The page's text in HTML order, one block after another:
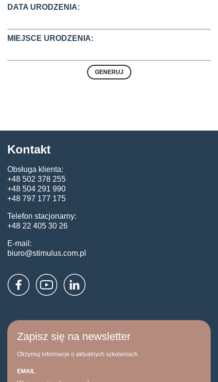
DATA URODZENIA:
MIEJSCE URODZENIA:
Kontakt
Obsługa klienta:
+48 502 378 255
+48 504 291 990
+48 797 177 175
Telefon stacjonarny:
+48 22 405 30 26
E-mail:
biuro@stimulus.com.pl
Zapisz się na newsletter
Otrzymuj informacje o aktualnych szkoleniach
EMAIL